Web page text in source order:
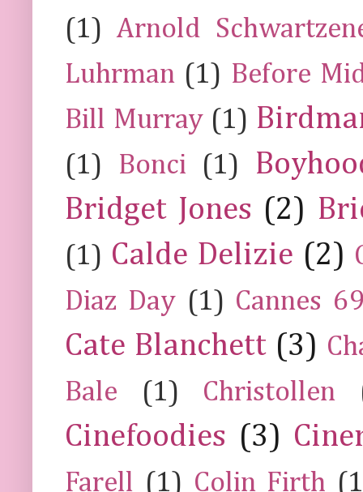
(1) Arnold
Luhrman (1) Before
Bill Murray (1)
(1) Bonci (1)
Bridget Jones (2)
(1) Calde Delizie (2)
Diaz Day (1) Cannes
Cate Blanchett (3)
Bale
(1) Christollen
Cinefoodies (3)
Farell (1) Colin Firth